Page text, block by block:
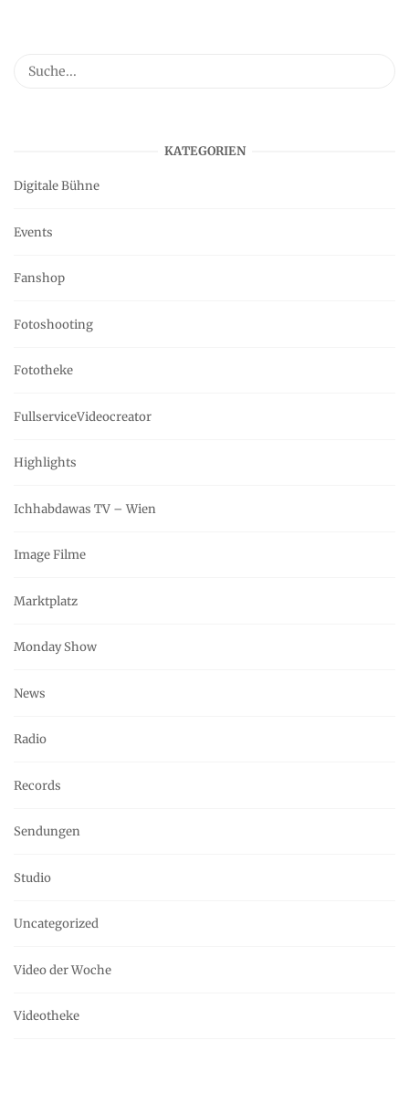
KATEGORIEN
Digitale Bühne
Events
Fanshop
Fotoshooting
Fototheke
FullserviceVideocreator
Highlights
Ichhabdawas TV – Wien
Image Filme
Marktplatz
Monday Show
News
Radio
Records
Sendungen
Studio
Uncategorized
Video der Woche
Videotheke